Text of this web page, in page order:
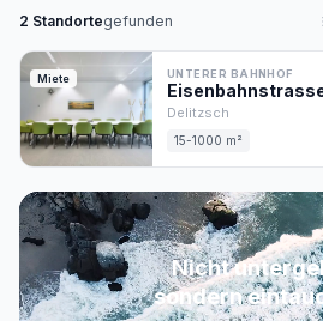
2 Standortegefunden
Miete UNTERER BAHNHOF
Delitzsch
15-1000 m²
Nicht
sondern